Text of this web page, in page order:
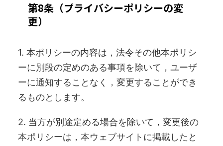
第8条（プライバシーポリシーの変
更）
1. 本ポリシーの内容は，法令その他本ポリシ
ーに別段の定めのある事項を除いて，ユーザ
ーに通知することなく，変更することができ
るものとします。
2. 当方が別途定める場合を除いて，変更後の
本ポリシーは，本ウェブサイトに掲載したと